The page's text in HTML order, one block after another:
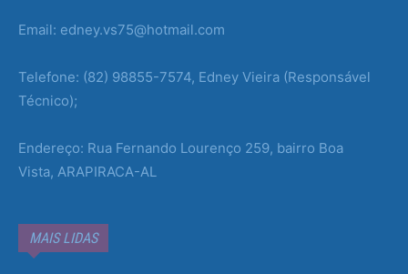
Email: edney.vs75@hotmail.com
Telefone: (82) 98855-7574, Edney Vieira (Responsável
Técnico);
Endereço: Rua Fernando Lourenço 259, bairro Boa
Vista, ARAPIRACA-AL
MAIS LIDAS